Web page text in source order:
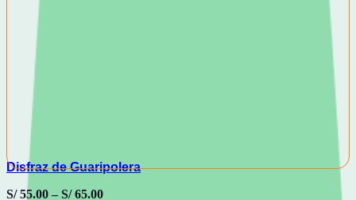
Disfraz de Guaripolera
S/55.00 – S/65.00